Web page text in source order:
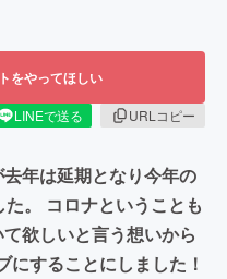
をやってほしい
LINEで送る
URLコピー
年は延期となり今年の
。 コロナということも
欲しいと言う想いから
することにしました！